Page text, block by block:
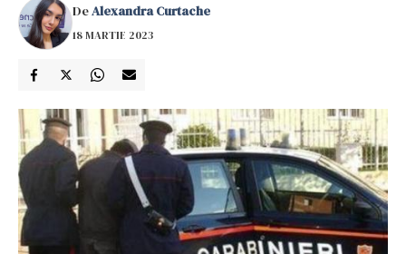
DeAlexandra Curtache
18 MARTIE 2023